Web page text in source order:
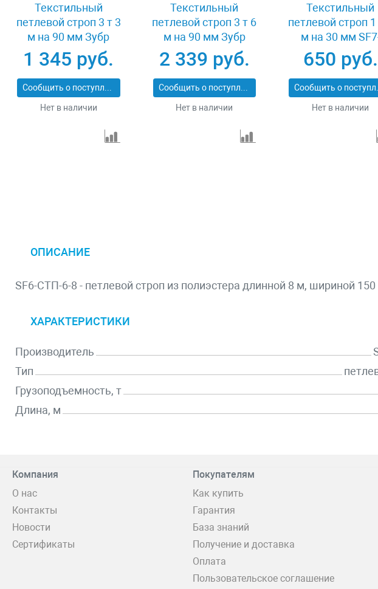
Текстильный
петлевой строп 3 т 3
м на 90 мм Зубр
43553-3-3
1 345 руб.
Сообщить о поступлении
Нет в наличии
Текстильный
петлевой строп 3 т 6
м на 90 мм Зубр
43553-3-6
2 339 руб.
Сообщить о поступлении
Нет в наличии
Текстильный
петлевой строп 1
м на 30 мм
СТП-1-7
650 руб.
Нет в наличии
ОПИСАНИЕ
SF6-СТП-6-8 - петлевой строп из полиэстера длинной 8 м, шириной
ХАРАКТЕРИСТИКИ
Производитель
Тип
Грузоподъемность, т
Длина, м
Компания
О нас
Контакты
Новости
Сертификаты
Покупателям
Как купить
Гарантия
База знаний
Получение и доставка
Оплата
Пользовательское соглашение